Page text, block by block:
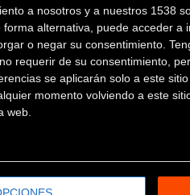
a nosotros y a nuestros 1538
alternativa, puede acceder a
o negar su consentimiento.
requerir de su consentimiento,
se aplicarán solo a este
momento volviendo a este
web.